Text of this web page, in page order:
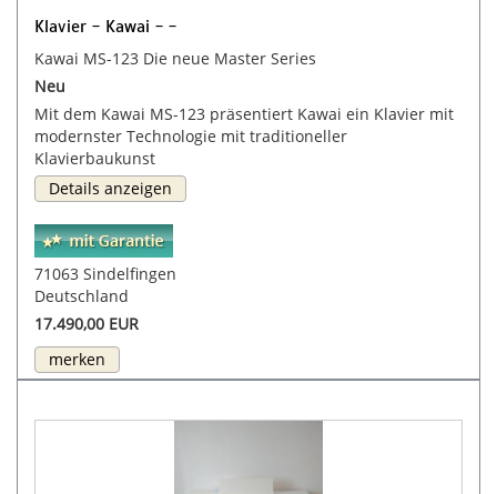
Klavier - Kawai - -
Kawai MS-123 Die neue Master Series
Neu
Mit dem Kawai MS-123 präsentiert Kawai ein Klavier mit
modernster Technologie mit traditioneller
Klavierbaukunst
Details anzeigen
71063 Sindelfingen
Deutschland
17.490,00 EUR
merken